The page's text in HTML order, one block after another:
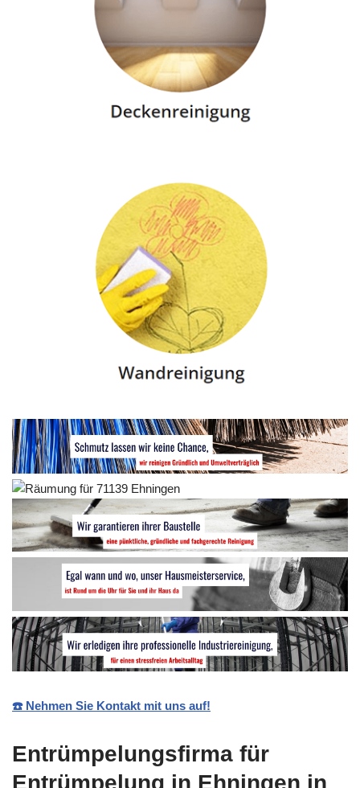
☎️ Nehmen Sie Kontakt mit uns auf!
Entrümpelungsfirma für
Entrümpelung in Ehningen in